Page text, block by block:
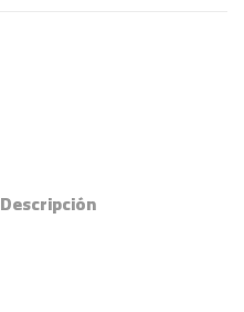
Descripción